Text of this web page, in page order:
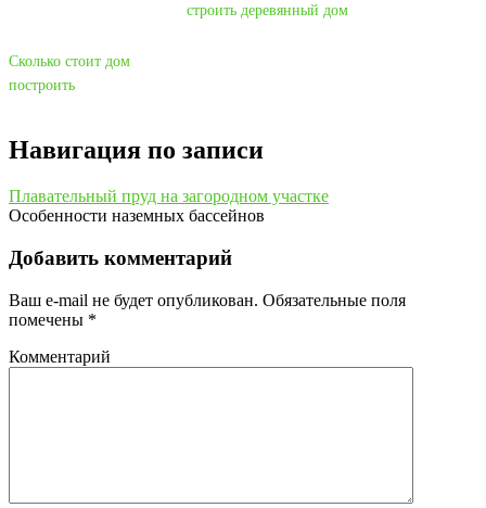
строить деревянный дом
Сколько стоит дом
построить
Навигация по записи
Плавательный пруд на загородном участке
Особенности наземных бассейнов
Добавить комментарий
Ваш e-mail не будет опубликован. Обязательные поля
помечены *
Комментарий